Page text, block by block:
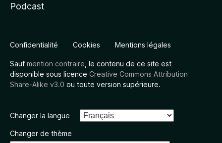
Podcast
Confidentialité Cookies Mentions légales
Sauf mention contraire , le contenu de ce site est
disponible sous licence Creative Commons Attribution
Share-Alike v3.0 ou toute version supérieure.
Changer la langue
Changer de thème